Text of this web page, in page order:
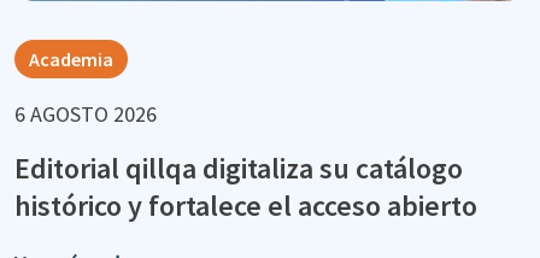
Academia
6 AGOSTO 2026
Editorial qillqa digitaliza su catálogo
histórico y fortalece el acceso abierto